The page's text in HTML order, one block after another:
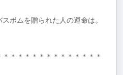
ボムを贈られた人の運命は。
＊＊＊＊＊＊＊＊＊＊＊＊＊